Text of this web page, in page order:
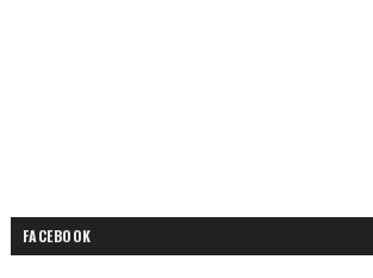
FACEBOOK